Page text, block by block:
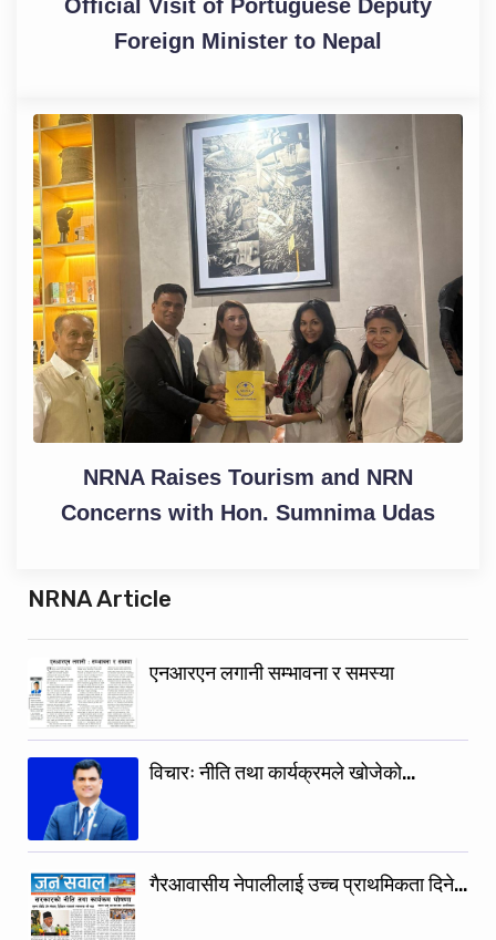
Official Visit of Portuguese Deputy
Foreign Minister to Nepal
NRNA Raises Tourism and NRN
Concerns with Hon. Sumnima Udas
NRNA Article
एनआरएन लगानी सम्भावना र समस्या
विचारः नीति तथा कार्यक्रमले खोजेको…
गैरआवासीय नेपालीलाई उच्च प्राथमिकता दिने…